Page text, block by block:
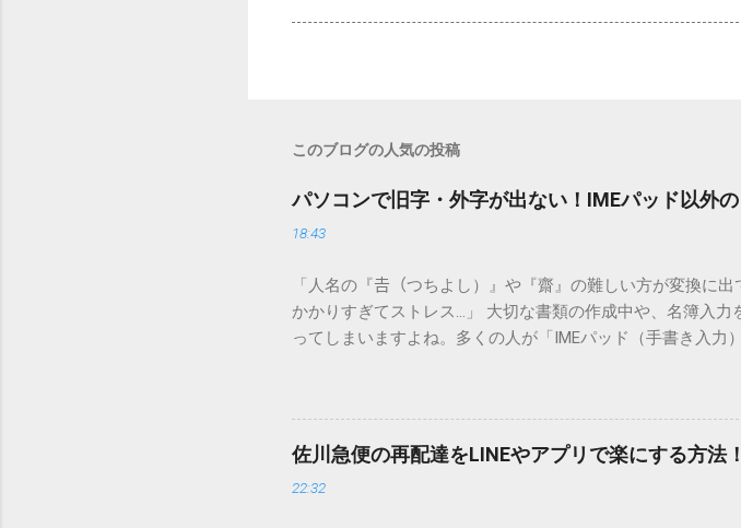
このブログの人気の投稿
パソコンで旧字・外字が出ない！IMEパッド以外
18:43
「人名の『𠮷（つちよし）』や『齋』の難しい方が変換に
かかりすぎてストレス…」 大切な書類の作成中や、名簿入
ってしまいますよね。多くの人が「IMEパッド（手書き入
ードを打ち込むだけで一瞬で旧字や外字、特殊記号を呼び
この方法をマスターすれば、もう難しい漢字の入力で手を
が出てこないのか？ そもそも、なぜ普通の変換で出てこな
認識する仕組みにあります。 日本のパソコンで一般的に使
準」「第2水準」といった形で整理されています。しかし、
佐川急便の再配達をLINEやアプリで楽にする方法
22:32